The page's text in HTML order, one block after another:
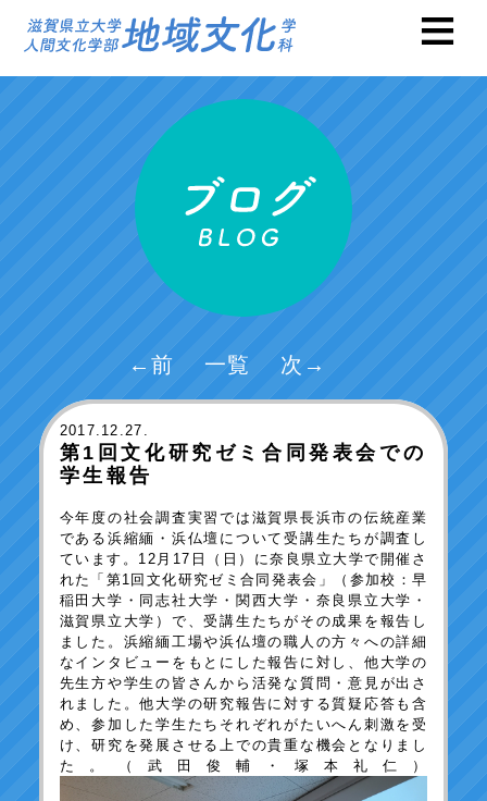
←前 一覧 次→
2017.12.27.
第1回文化研究ゼミ合同発表会での
学生報告
今年度の社会調査実習では滋賀県長浜市の伝統産業
である浜縮緬・浜仏壇について受講生たちが調査し
ています。12月17日（日）に奈良県立大学で開催さ
れた「第1回文化研究ゼミ合同発表会」（参加校：早
稲田大学・同志社大学・関西大学・奈良県立大学・
滋賀県立大学）で、受講生たちがその成果を報告し
ました。浜縮緬工場や浜仏壇の職人の方々への詳細
なインタビューをもとにした報告に対し、他大学の
先生方や学生の皆さんから活発な質問・意見が出さ
れました。他大学の研究報告に対する質疑応答も含
め、参加した学生たちそれぞれがたいへん刺激を受
け、研究を発展させる上での貴重な機会となりまし
た。（武田俊輔・塚本礼仁）